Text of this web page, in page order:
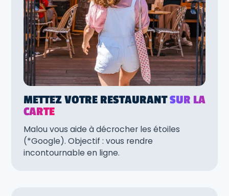
METTEZ VOTRE RESTAURANTSUR LA
CARTE
Malou vous aide à décrocher les étoiles
(*Google). Objectif : vous rendre
incontournable en ligne.